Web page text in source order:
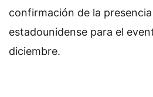
confirmación de la
estadounidense para el
diciembre.